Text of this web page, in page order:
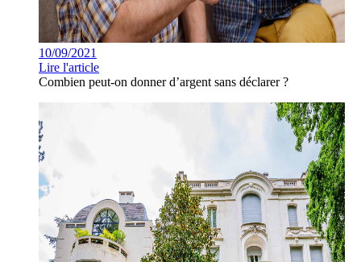
10/09/2021
Lire l'article
Combien peut-on donner d’argent sans déclarer ?